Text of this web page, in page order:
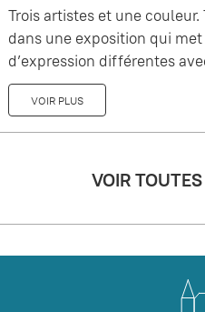
Trois artistes et une couleur.
dans une exposition qui
d’expression différentes
VOIR PLUS
VOIR